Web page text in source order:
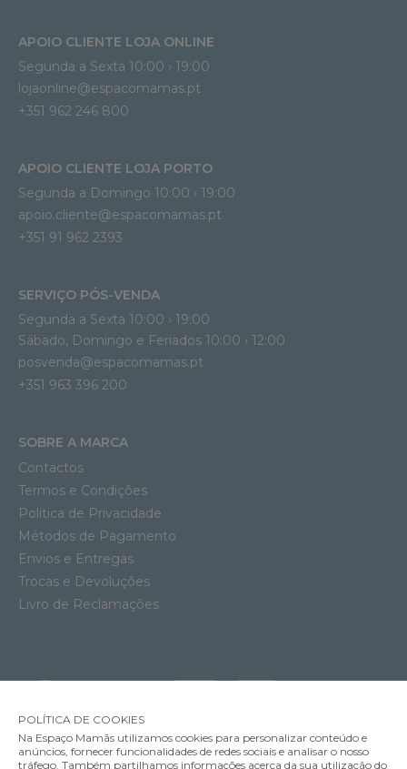
APOIO CLIENTE LOJA ONLINE
Segunda a Sexta 10:00 › 19:00
lojaonline@espacomamas.pt
+351 962 246 800
APOIO CLIENTE LOJA PORTO
Segunda a Domingo 10:00 › 19:00
apoio.cliente@espacomamas.pt
+351 91 962 2393
SERVIÇO PÓS-VENDA
Segunda a Sexta 10:00 › 19:00
Sábado, Domingo e Feriados 10:00 › 12:00
posvenda@espacomamas.pt
+351 963 396 200
SOBRE A MARCA
Contactos
Termos e Condições
Política de Privacidade
Métodos de Pagamento
Envios e Entregas
Trocas e Devoluções
Livro de Reclamações
POLÍTICA DE COOKIES
Na Espaço Mamãs utilizamos cookies para personalizar conteúdo e
anúncios, fornecer funcionalidades de redes sociais e analisar o nosso
tráfego. Também partilhamos informações acerca da sua utilização do